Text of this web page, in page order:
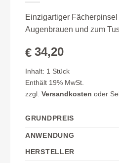
Einzigartiger
Augenbrauen und zum
€ 34,20
Inhalt: 1 Stück
Enthält 19% MwSt.
zzgl. Versandkosten oder
GRUNDPREIS
ANWENDUNG
HERSTELLER